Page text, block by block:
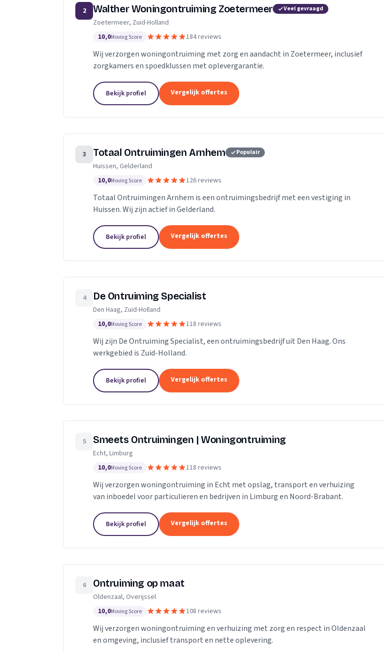
2 Walther Woningontruiming Zoetermeer Veel gevraagd
Zoetermeer, Zuid-Holland
10,0Moving Score 184 reviews
Wij verzorgen woningontruiming met zorg en aandacht in Zoetermeer, inclusief
zorgkamers en spoedklussen met oplevergarantie.
Bekijk profiel Vergelijk offertes
3 Totaal Ontruimingen Arnhem Populair
Huissen, Gelderland
10,0Moving Score 126 reviews
Totaal Ontruimingen Arnhem is een ontruimingsbedrijf met een vestiging in
Huissen. Wij zijn actief in Gelderland.
Bekijk profiel Vergelijk offertes
4 De Ontruiming Specialist
Den Haag, Zuid-Holland
10,0Moving Score 118 reviews
Wij zijn De Ontruiming Specialist, een ontruimingsbedrijf uit Den Haag. Ons
werkgebied is Zuid-Holland.
Bekijk profiel Vergelijk offertes
5 Smeets Ontruimingen | Woningontruiming
Echt, Limburg
10,0Moving Score 118 reviews
Wij verzorgen woningontruiming in Echt met opslag, transport en verhuizing
van inboedel voor particulieren en bedrijven in Limburg en Noord-Brabant.
Bekijk profiel Vergelijk offertes
6 Ontruiming op maat
Oldenzaal, Overijssel
10,0Moving Score 108 reviews
Wij verzorgen woningontruiming en verhuizing met zorg en respect in Oldenzaal
en omgeving, inclusief transport en nette oplevering.